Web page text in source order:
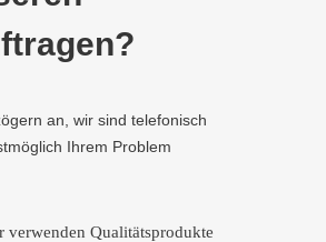
an, wir sind telefonisch
Ihrem Problem
verwenden Qualitätsprodukte